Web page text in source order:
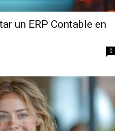
un ERP Contable en
0